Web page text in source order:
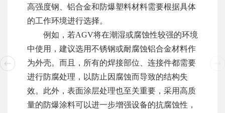
高强度钢、铝合金和防爆塑料材料需要根据具体
的工作环境进行选择。
例如，若AGV将在潮湿或腐蚀性较强的环境
中使用，建议选用不锈钢或耐腐蚀铝合金材料作
为外壳。而且，所有的焊接部位、连接件都需要
进行防腐处理，以防止因腐蚀而导致的结构失
效。此外，表面涂层处理也至关重要，采用高质
量的防爆涂料可以进一步增强设备的抗腐蚀性，